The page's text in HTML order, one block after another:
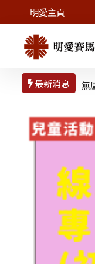
明愛主頁
最新消息 無